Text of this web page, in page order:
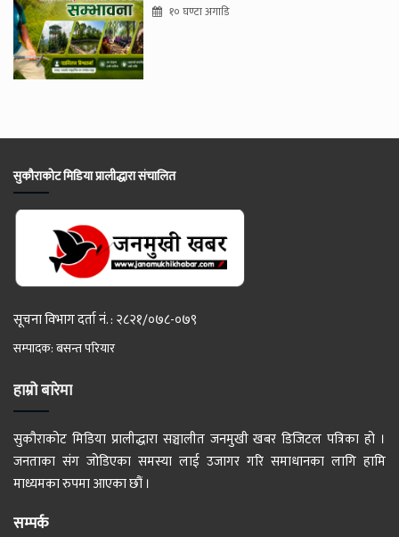
१० घण्टा अगाडि
सुकौराकोट मिडिया प्रालीद्धारा संचालित
सूचना विभाग दर्ता नं. : २८२१/०७८-०७९
सम्पादक: बसन्त परियार
हाम्रो बारेमा
सुकौराकोट मिडिया प्रालीद्धारा सञ्चालीत जनमुखी खबर डिजिटल पत्रिका हो ।
जनताका संग जोडिएका समस्या लाई उजागर गरि समाधानका लागि हामि
माध्यमका रुपमा आएका छौं ।
सम्पर्क